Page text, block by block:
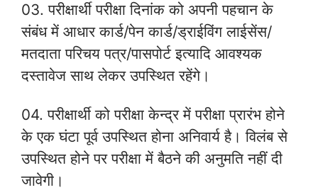
03. परीक्षार्थी परीक्षा दिनांक को अपनी पहचान के
संबंध में आधार कार्ड/पेन कार्ड/ड्राईविंग लाईसेंस/
मतदाता परिचय पत्र/पासपोर्ट इत्यादि आवश्यक
दस्तावेज साथ लेकर उपस्थित रहेंगे।
04. परीक्षार्थी को परीक्षा केन्द्र में परीक्षा प्रारंभ होने
के एक घंटा पूर्व उपस्थित होना अनिवार्य है। विलंब से
उपस्थित होने पर परीक्षा में बैठने की अनुमति नहीं दी
जावेगी।